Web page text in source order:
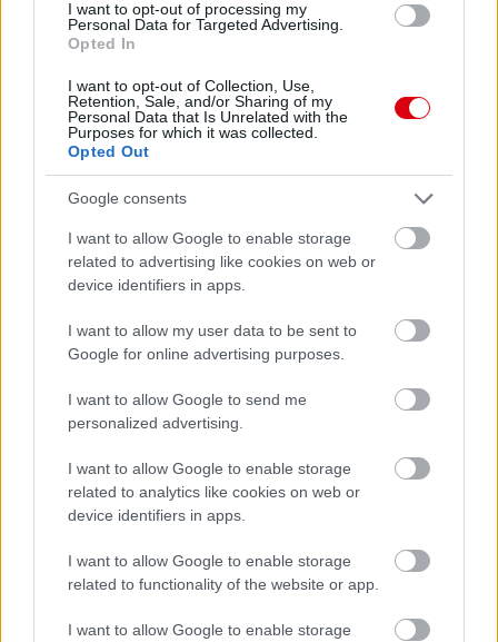
I want to opt-out of processing my
Personal Data for Targeted Advertising.
Opted In
I want to opt-out of Collection, Use,
Retention, Sale, and/or Sharing of my
Personal Data that Is Unrelated with the
Purposes for which it was collected.
Opted Out
Google consents
I want to allow Google to enable storage
related to advertising like cookies on web or
device identifiers in apps.
I want to allow my user data to be sent to
Google for online advertising purposes.
I want to allow Google to send me
personalized advertising.
I want to allow Google to enable storage
related to analytics like cookies on web or
device identifiers in apps.
I want to allow Google to enable storage
related to functionality of the website or app.
I want to allow Google to enable storage